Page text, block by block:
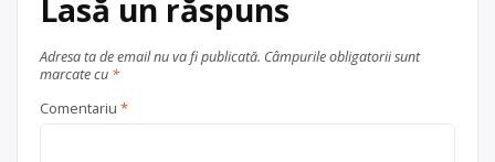
Lasă un răspuns
Adresa ta de email nu va fi publicată. Câmpurile obligatorii sunt
marcate cu *
Comentariu *